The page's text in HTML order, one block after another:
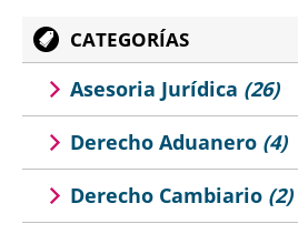
CATEGORÍAS
Asesoria Jurídica (26)
Derecho Aduanero (4)
Derecho Cambiario (2)